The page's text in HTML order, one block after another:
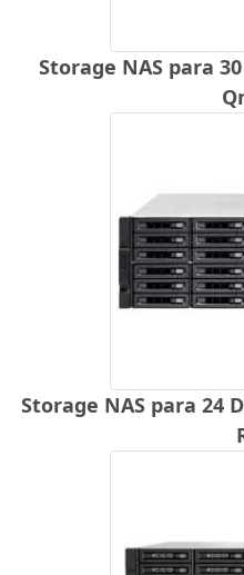
Storage NAS para 30
Storage NAS para 24